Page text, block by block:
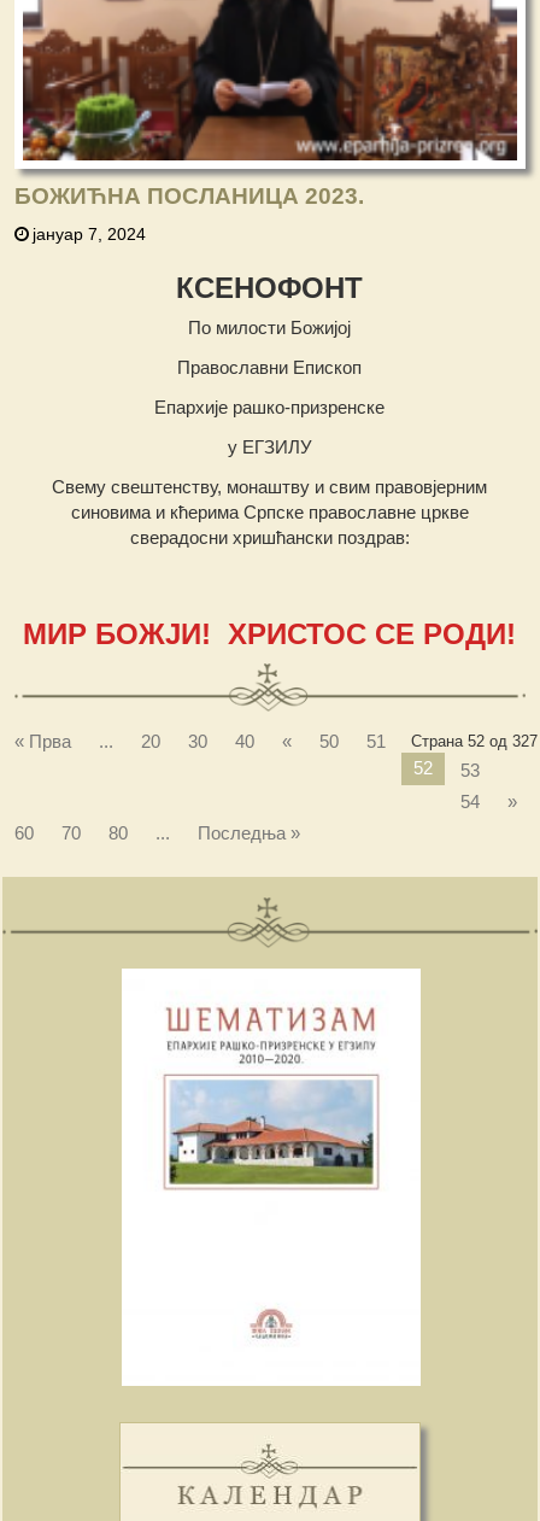
БОЖИЋНА ПОСЛАНИЦА 2023.
јануар 7, 2024
КСЕНОФОНТ
По милости Божијој
Православни Епископ
Епархије рашко-призренске
у ЕГЗИЛУ
Свему свештенству, монаштву и свим правовјерним
синовима и кћерима Српске православне цркве
сверадосни хришћански поздрав:
МИР БОЖЈИ! ХРИСТОС СЕ РОДИ!
Страна 52 од 327
« Прва ... 20 30 40 « 50
51
52
53
54
»
60
70 80 ... Последња »